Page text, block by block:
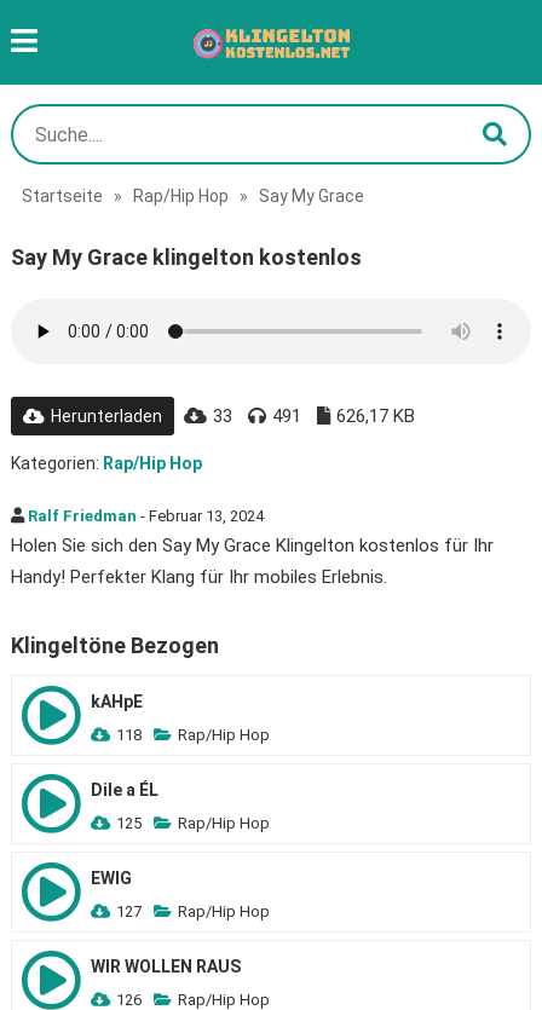
Startseite » Rap/Hip Hop » Say My Grace
Say My Grace klingelton kostenlos
Herunterladen 33 491 626,17 KB
Kategorien: Rap/Hip Hop
Ralf Friedman - Februar 13, 2024
Holen Sie sich den Say My Grace Klingelton kostenlos für Ihr
Handy! Perfekter Klang für Ihr mobiles Erlebnis.
Klingeltöne Bezogen
kAHpE
118 Rap/Hip Hop
Dile a ÉL
125 Rap/Hip Hop
EWIG
127 Rap/Hip Hop
WIR WOLLEN RAUS
126 Rap/Hip Hop